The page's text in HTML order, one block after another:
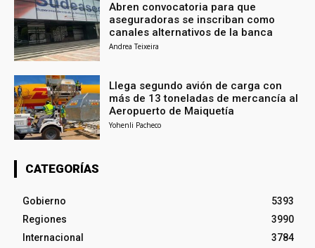
Abren convocatoria para que
aseguradoras se inscriban como
canales alternativos de la banca
Andrea Teixeira
Llega segundo avión de carga con
más de 13 toneladas de mercancía al
Aeropuerto de Maiquetía
Yohenli Pacheco
CATEGORÍAS
Gobierno
5393
Regiones
3990
Internacional
3784